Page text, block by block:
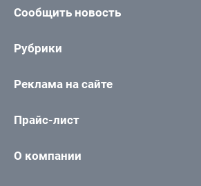
Сообщить новость
Рубрики
Реклама на сайте
Прайс-лист
О компании